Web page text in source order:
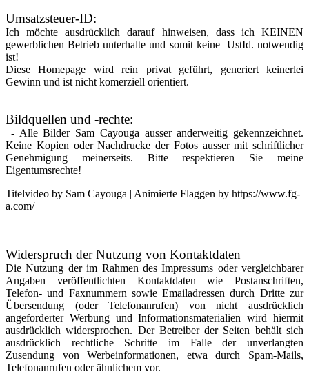
Umsatzsteuer-ID:
Ich möchte ausdrücklich darauf hinweisen, dass ich KEINEN
gewerblichen Betrieb unterhalte und somit keine UstId. notwendig
ist!
Diese Homepage wird rein privat geführt, generiert keinerlei
Gewinn und ist nicht komerziell orientiert.
Bildquellen und -rechte:
- Alle Bilder Sam Cayouga ausser anderweitig gekennzeichnet.
Keine Kopien oder Nachdrucke der Fotos ausser mit schriftlicher
Genehmigung meinerseits. Bitte respektieren Sie meine
Eigentumsrechte!
Titelvideo by Sam Cayouga | Animierte Flaggen by https://www.fg-
a.com/
Widerspruch der Nutzung von Kontaktdaten
Die Nutzung der im Rahmen des Impressums oder vergleichbarer
Angaben veröffentlichten Kontaktdaten wie Postanschriften,
Telefon- und Faxnummern sowie Emailadressen durch Dritte zur
Übersendung (oder Telefonanrufen) von nicht ausdrücklich
angeforderter Werbung und Informationsmaterialien wird hiermit
ausdrücklich widersprochen. Der Betreiber der Seiten behält sich
ausdrücklich rechtliche Schritte im Falle der unverlangten
Zusendung von Werbeinformationen, etwa durch Spam-Mails,
Telefonanrufen oder ähnlichem vor.